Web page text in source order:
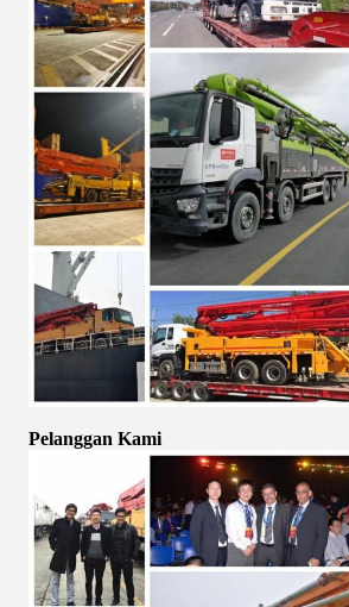
Pelanggan Kami